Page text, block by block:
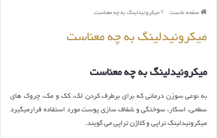
صفحه نخست میکرونیدلینگ به چه معناست
میکرونیدلینگ به چه معناست
میکرونیدلینگ به چه معناست
به نوعی سوزن درمانی که برای برطرف کردن لک، کک و مک، چروک های
سطحی، اسکار، سوختگی و شفاف سازی پوست مورد استفاده قرارمیگیرد
میکرونیدلینگ تراپی و کلاژن تراپی می گویند.